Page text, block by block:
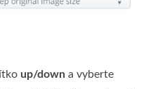
up/down a vyberte